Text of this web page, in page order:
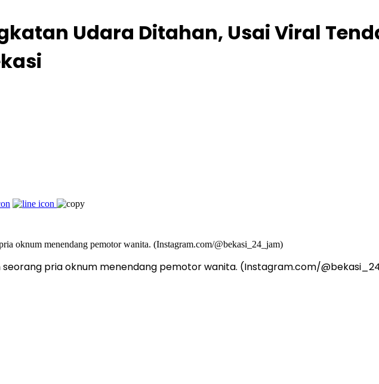
Udara Ditahan, Usai Viral
seorang pria oknum menendang pemotor wanita. (Instagram.com/